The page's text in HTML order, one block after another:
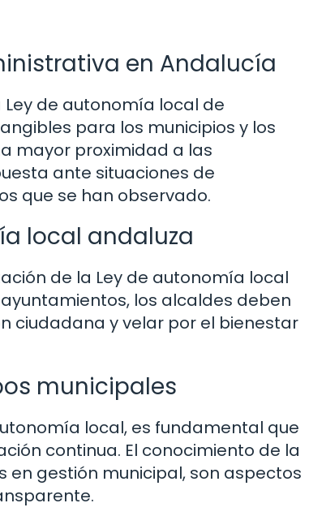
en Andalucía
de autonomía local de
para los municipios y los
mayor proximidad a las
ante situaciones de
que se han observado.
local andaluza
de la Ley de autonomía local
los alcaldes deben
ciudadana y velar por el bienestar
municipales
local, es fundamental que
continua. El conocimiento de la
gestión municipal, son aspectos